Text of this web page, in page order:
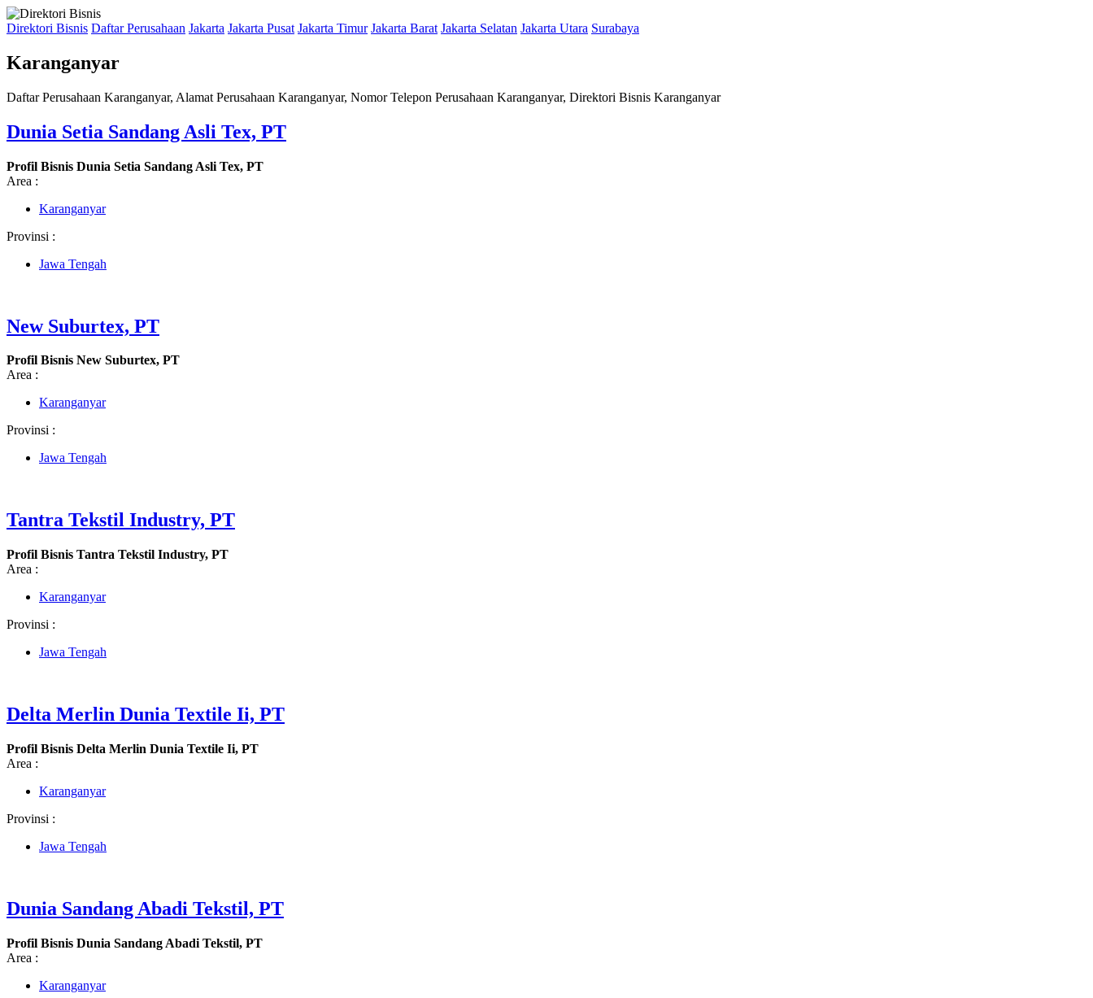
Direktori Bisnis Daftar Perusahaan Jakarta Jakarta Pusat Jakarta Timur Jakarta Barat Jakarta Selatan Jakarta Utara Surabaya
Karanganyar
Daftar Perusahaan Karanganyar, Alamat Perusahaan Karanganyar, Nomor Telepon Perusahaan Karanganyar, Direktori Bisnis Karanganyar
Dunia Setia Sandang Asli Tex, PT
Profil Bisnis Dunia Setia Sandang Asli Tex, PT
Area :
Karanganyar
Provinsi :
Jawa Tengah
New Suburtex, PT
Profil Bisnis New Suburtex, PT
Area :
Karanganyar
Provinsi :
Jawa Tengah
Tantra Tekstil Industry, PT
Profil Bisnis Tantra Tekstil Industry, PT
Area :
Karanganyar
Provinsi :
Jawa Tengah
Delta Merlin Dunia Textile Ii, PT
Profil Bisnis Delta Merlin Dunia Textile Ii, PT
Area :
Karanganyar
Provinsi :
Jawa Tengah
Dunia Sandang Abadi Tekstil, PT
Profil Bisnis Dunia Sandang Abadi Tekstil, PT
Area :
Karanganyar